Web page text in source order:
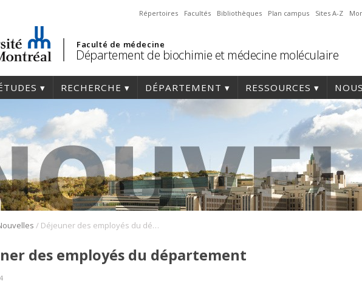
Répertoires Facultés Bibliothèques Plan campus Sites A-Z
Faculté de médecine
Département de biochimie et médecine moléculaire
RECHERCHE DÉPARTEMENT RESSOURCES
/ Déjeuner des employés du département
des employés du département